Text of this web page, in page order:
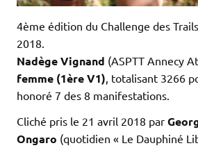
4ème édition du Challenge des
2018.
Nadège Vignand (ASPTT Annecy
femme (1ère V1), totalisant 3266
honoré 7 des 8 manifestations.
Cliché pris le 21 avril 2018 par
Ongaro (quotidien « Le Dauphiné